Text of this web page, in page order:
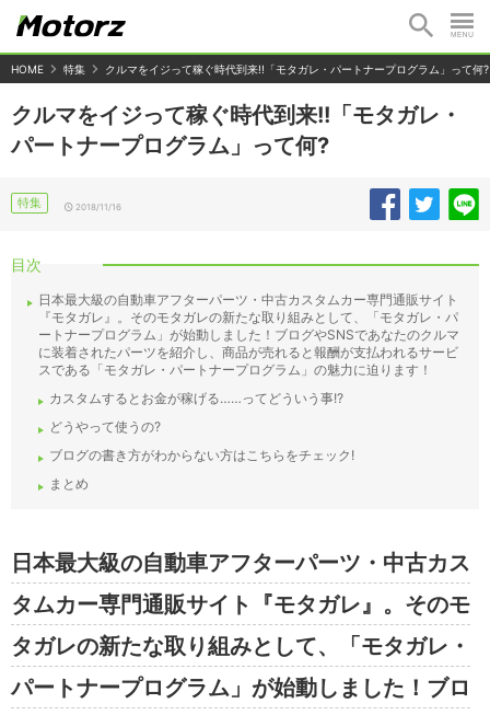
HOME 特集 クルマをイジって稼ぐ時代到来!!「モタガレ・パートナープログラム」って何?
クルマをイジって稼ぐ時代到来!!「モタガレ・
パートナープログラム」って何?
特集 2018/11/16
目次
日本最大級の自動車アフターパーツ・中古カスタムカー専門通販サイト
『モタガレ』。そのモタガレの新たな取り組みとして、「モタガレ・パ
ートナープログラム」が始動しました！ブログやSNSであなたのクルマ
に装着されたパーツを紹介し、商品が売れると報酬が支払われるサービ
スである「モタガレ・パートナープログラム」の魅力に迫ります！
カスタムするとお金が稼げる……ってどういう事!?
どうやって使うの?
ブログの書き方がわからない方はこちらをチェック!
まとめ
日本最大級の自動車アフターパーツ・中古カス
タムカー専門通販サイト『モタガレ』。そのモ
タガレの新たな取り組みとして、「モタガレ・
パートナープログラム」が始動しました！ブロ